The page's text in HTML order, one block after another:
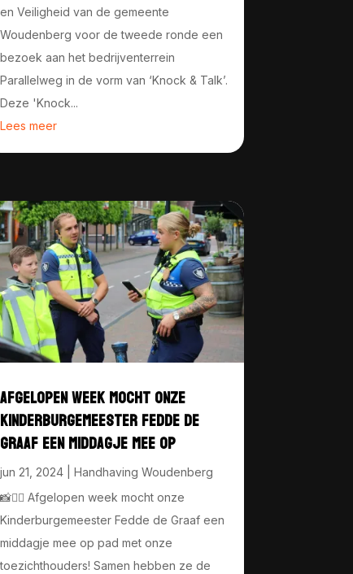
en Veiligheid van de gemeente
Woudenberg voor de tweede ronde een
bezoek aan het bedrijventerrein
Parallelweg in de vorm van ‘Knock & Talk’.
Deze 'Knock...
Lees meer
AFGELOPEN WEEK MOCHT ONZE
KINDERBURGEMEESTER FEDDE DE
GRAAF EEN MIDDAGJE MEE OP
jun 21, 2024| Handhaving Woudenberg
📸👮‍♂️ Afgelopen week mocht onze
Kinderburgemeester Fedde de Graaf een
middagje mee op pad met onze
toezichthouders! Samen hebben ze de